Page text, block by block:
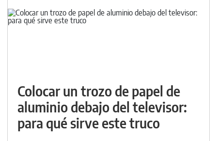
Colocar un trozo de papel de
aluminio debajo del televisor:
para qué sirve este truco